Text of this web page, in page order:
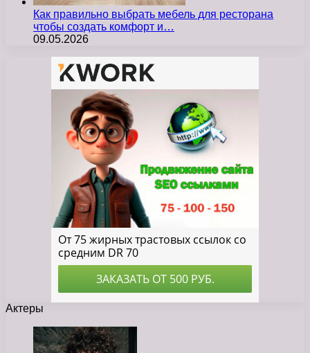
Как правильно выбрать мебель для ресторана
чтобы создать комфорт и…
09.05.2026
Актеры